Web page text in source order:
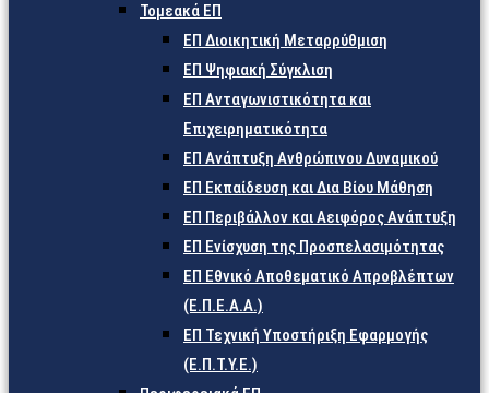
Τομεακά ΕΠ
ΕΠ Διοικητική Μεταρρύθμιση
ΕΠ Ψηφιακή Σύγκλιση
ΕΠ Ανταγωνιστικότητα και
Επιχειρηματικότητα
ΕΠ Ανάπτυξη Ανθρώπινου Δυναμικού
ΕΠ Εκπαίδευση και Δια Βίου Μάθηση
ΕΠ Περιβάλλον και Αειφόρος Ανάπτυξη
ΕΠ Ενίσχυση της Προσπελασιμότητας
ΕΠ Εθνικό Αποθεματικό Απροβλέπτων
(Ε.Π.Ε.Α.Α.)
ΕΠ Τεχνική Υποστήριξη Εφαρμογής
(Ε.Π.Τ.Υ.Ε.)